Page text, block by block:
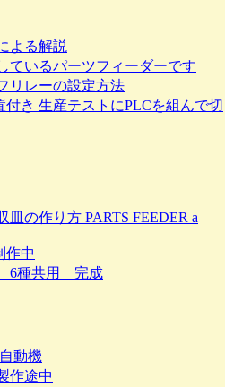
よる解説
いるパーツフィーダーです
リレーの設定方法
き 生産テストにPLCを組んで切
の作り方 PARTS FEEDER a
作中
6種共用 完成
動機
作途中